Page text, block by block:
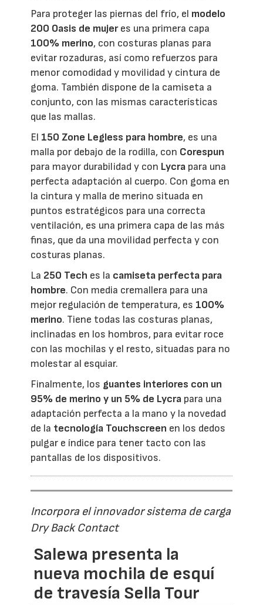
Para proteger las piernas del frío, el modelo
200 Oasis de mujeres una primera capa
100% merino, con costuras planas para
evitar rozaduras, así como refuerzos para
menor comodidad y movilidad y cintura de
goma. También dispone de la camiseta a
conjunto, con las mismas características
que las mallas.
El 150 Zone Legless para hombre, es una
malla por debajo de la rodilla, con Corespun
para mayor durabilidad y con Lycra para una
perfecta adaptación al cuerpo. Con goma en
la cintura y malla de merino situada en
puntos estratégicos para una correcta
ventilación, es una primera capa de las más
finas, que da una movilidad perfecta y con
costuras planas.
La 250 Tech es la camiseta perfecta para
hombre. Con media cremallera para una
mejor regulación de temperatura, es 100%
merino. Tiene todas las costuras planas,
inclinadas en los hombros, para evitar roce
con las mochilas y el resto, situadas para no
molestar al esquiar.
Finalmente, los guantes interiores con un
95% de merino y un 5% de Lycra para una
adaptación perfecta a la mano y la novedad
de la tecnología Touchscreen en los dedos
pulgar e índice para tener tacto con las
pantallas de los dispositivos.
Incorpora el innovador sistema de carga
Dry Back Contact
Salewa presenta la
nueva mochila de esquí
de travesía Sella Tour